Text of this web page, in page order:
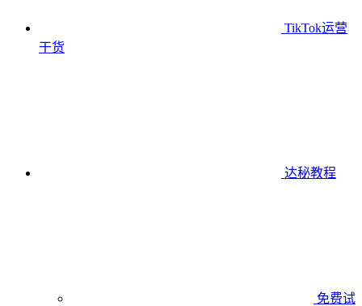
TikTok运营
干货
达秘教程
免费试